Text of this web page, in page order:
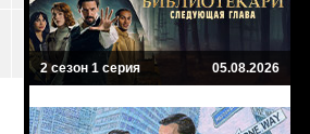
2 сезон 1 серия 05.08.2026